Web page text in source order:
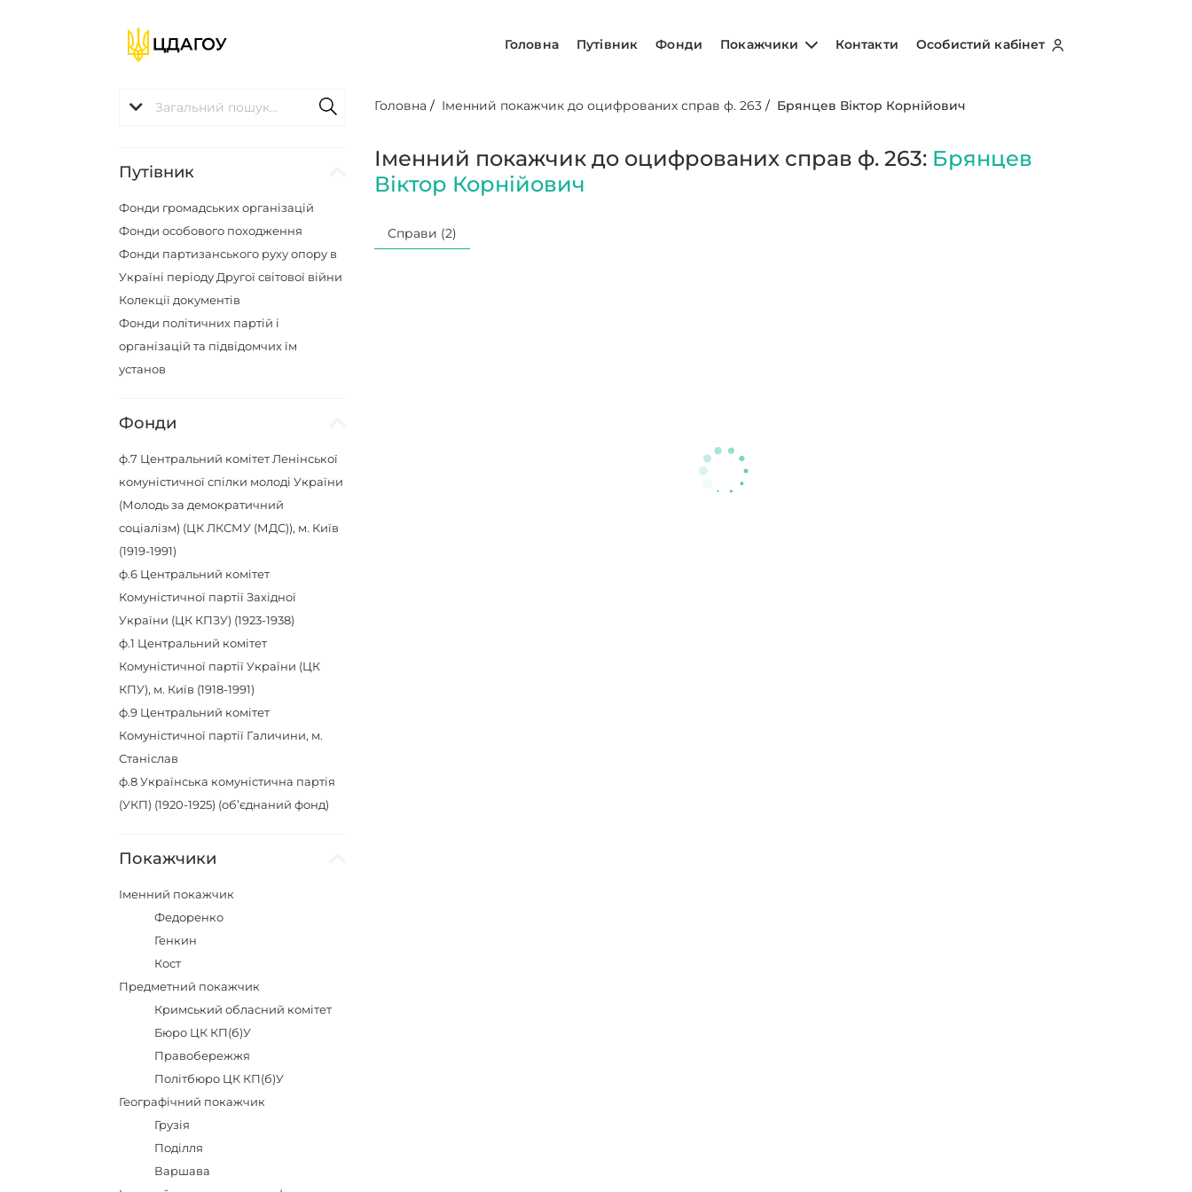
Головна Путівник Фонди Покажчики Контакти Особистий кабінет
Путівник
Фонди громадських організацій
Фонди особового походження
Фонди партизанського руху опору в
Україні періоду Другої світової війни
Колекції документів
Фонди політичних партій і
організацій та підвідомчих їм
установ
Фонди
ф.7 Центральний комітет Ленінської
комуністичної спілки молоді України
(Молодь за демократичний
соціалізм) (ЦК ЛКСМУ (МДС)), м. Київ
(1919-1991)
ф.6 Центральний комітет
Комуністичної партії Західної
України (ЦК КПЗУ) (1923-1938)
ф.1 Центральний комітет
Комуністичної партії України (ЦК
КПУ), м. Київ (1918-1991)
ф.9 Центральний комітет
Комуністичної партії Галичини, м.
Станіслав
ф.8Українська комуністична партія
(УКП) (1920-1925) (об’єднаний фонд)
Покажчики
Іменний покажчик
Федоренко
Генкин
Кост
Предметний покажчик
Кримський обласний комітет
Бюро ЦК КП(б)У
Правобережжя
Політбюро ЦК КП(б)У
Географічний покажчик
Грузія
Поділля
Варшава
Головна / Іменний покажчик до оцифрованих справ ф. 263 / Брянцев Віктор Корнійович
Іменний покажчик до оцифрованих справ ф. 263: Брянцев
Віктор Корнійович
Справи (2)